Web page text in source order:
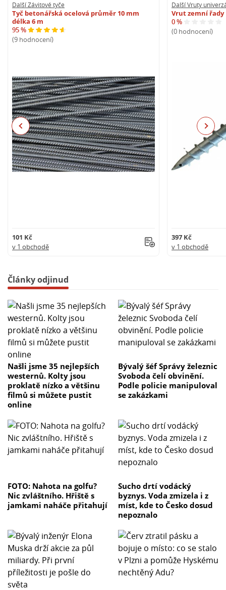
Další Závitové tyče
Tyč betonářská ocelová průměr 10 mm
délka 6 m
95 %
(9 hodnocení)
101 Kč
v 1 obchodě
Další Vruty
Vrut zemní řady
0 %
(0 hodnocení)
397 Kč
v 1 obchodě
Previous Next
Články odjinud
Našli jsme 35 nejlepších
westernů. Kolty jsou
proklatě nízko a většinu
filmů si můžete pustit
online
Bývalý šéf Správy železnic
Svoboda čelí obvinění.
Podle policie manipuloval
se zakázkami
FOTO: Nahota na golfu?
Nic zvláštního. Hřiště s
jamkami naháče přitahují
Sucho drtí vodácký
byznys. Voda zmizela i z
míst, kde to Česko dosud
nepoznalo